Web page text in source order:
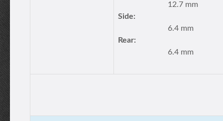
12.7 mm
Side:
6.4 mm
Rear:
6.4 mm